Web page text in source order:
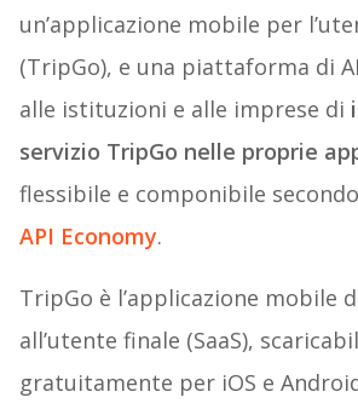
un’applicazione mobile per
(TripGo), e una piattaforma di
alle istituzioni e alle imprese di
servizio TripGo nelle proprie
flessibile e componibile
API Economy.
TripGo è l’applicazione mobile
all’utente finale (SaaS),
gratuitamente per iOS e